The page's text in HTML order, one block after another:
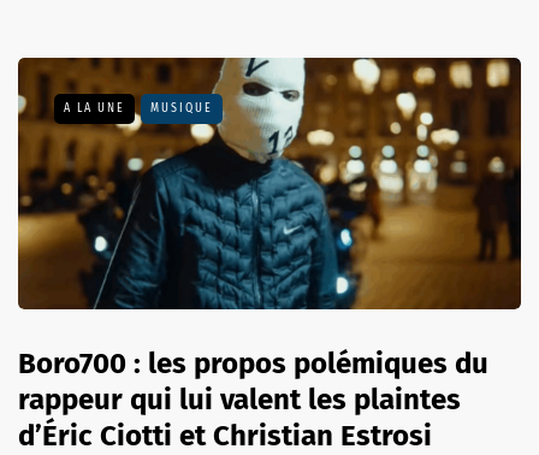
A LA UNE MUSIQUE
Boro700 : les propos polémiques du
rappeur qui lui valent les plaintes
d’Éric Ciotti et Christian Estrosi